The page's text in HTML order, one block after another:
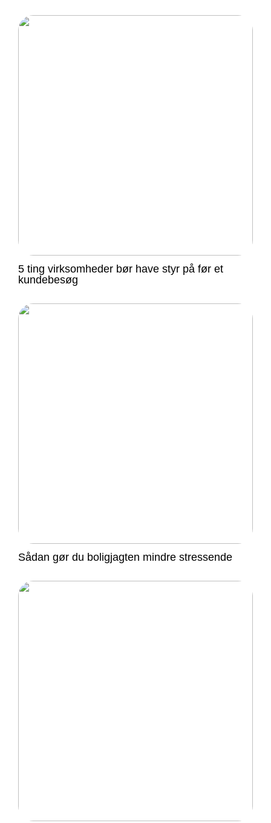
5 ting virksomheder bør have styr på før et
kundebesøg
Sådan gør du boligjagten mindre stressende